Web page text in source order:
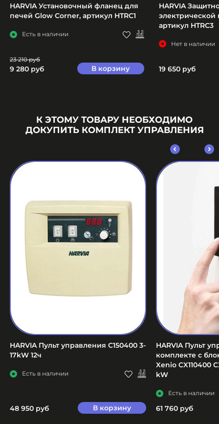
HARVIA Установочный фланец для
печей Glow Corner, артикул HTRC1
Есть в наличии
23 210 руб
9 280 руб В корзину
HARVIA
электрической
артикул HTRC3
Нет в наличии
19 650 руб
К ЭТОМУ ТОВАРУ НЕОБХОДИМО
ДОКУПИТЬ КОМПЛЕКТ УПРАВЛЕНИЯ
HARVIA Пульт управления C150400 3-
17kW 12ч
Есть в наличии
48 950 руб В корзину
HARVIA Пульт
комплекте с
Xenio CX110400
kW
Есть в наличии
61 760 руб